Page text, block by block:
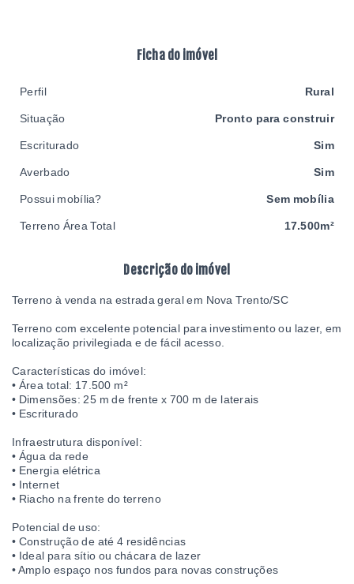
Descrição do imóvel
Terreno à venda na estrada geral em Nova Trento/SC
Terreno com excelente potencial para investimento ou lazer, em
localização privilegiada e de fácil acesso.
Características do imóvel:
• Área total: 17.500 m²
• Dimensões: 25 m de frente x 700 m de laterais
• Escriturado
Infraestrutura disponível:
• Água da rede
• Energia elétrica
• Internet
• Riacho na frente do terreno
Potencial de uso:
• Construção de até 4 residências
• Ideal para sítio ou chácara de lazer
• Amplo espaço nos fundos para novas construções
Ficha do imóvel
Perfil Rural
Situação Pronto para construir
Escriturado Sim
Averbado Sim
Possui mobília? Sem mobília
Terreno Área Total 17.500m²